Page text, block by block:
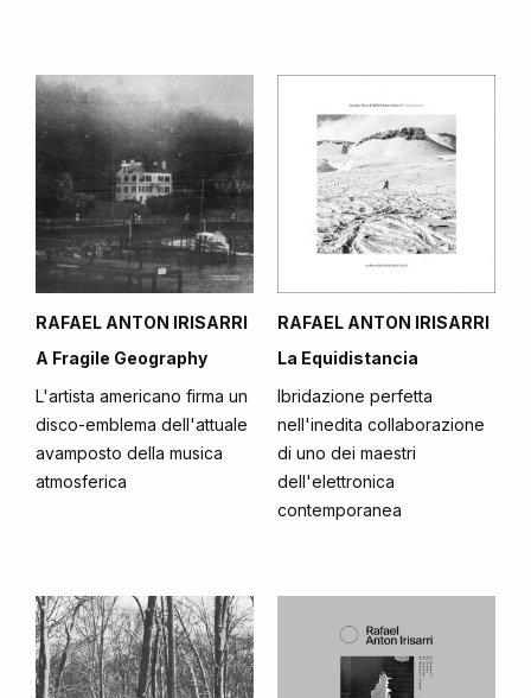
RAFAEL ANTON IRISARRI
A Fragile Geography
L'artista americano firma un
disco-emblema dell'attuale
avamposto della musica
atmosferica
RAFAEL ANTON IRISARRI
La Equidistancia
Ibridazione perfetta
nell'inedita collaborazione
di uno dei maestri
dell'elettronica
contemporanea